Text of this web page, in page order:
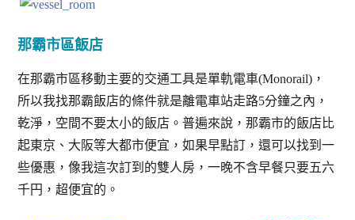
那霸市區飯店
在那霸市區移動主要的交通工具是單軌電車(Monorail)，
所以我找那霸飯店的條件就是離電車站走路5分鐘之內，
乾淨，空間不要太小的飯店。普遍來說，那霸市的飯店比
起東京、大阪等大都市便宜，如果早點訂，還可以找到一
些優惠，像我這次訂到的雙人房，一晚不含早餐只要五六
千円，超便宜的。